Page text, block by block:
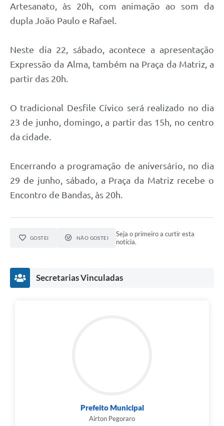
Artesanato, às 20h, com animação ao som da
dupla João Paulo e Rafael.
Neste dia 22, sábado, acontece a apresentação
Expressão da Alma, também na Praça da Matriz, a
partir das 20h.
O tradicional Desfile Cívico será realizado no dia
23 de junho, domingo, a partir das 15h, no centro
da cidade.
Encerrando a programação de aniversário, no dia
29 de junho, sábado, a Praça da Matriz recebe o
Encontro de Bandas, às 20h.
GOSTEI NÃO GOSTEI
Seja o primeiro a curtir esta
notícia.
Secretarias Vinculadas
Prefeito Municipal
Airton Pegoraro